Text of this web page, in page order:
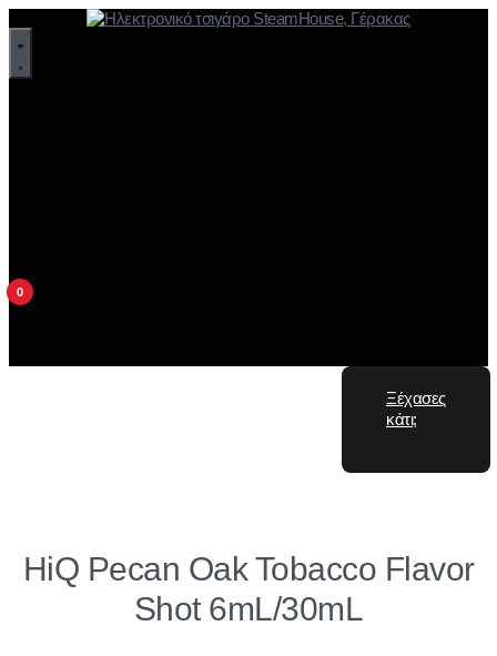
0
Ξέχασες
κάτι;
HiQ Pecan Oak Tobacco Flavor
Shot 6mL/30mL